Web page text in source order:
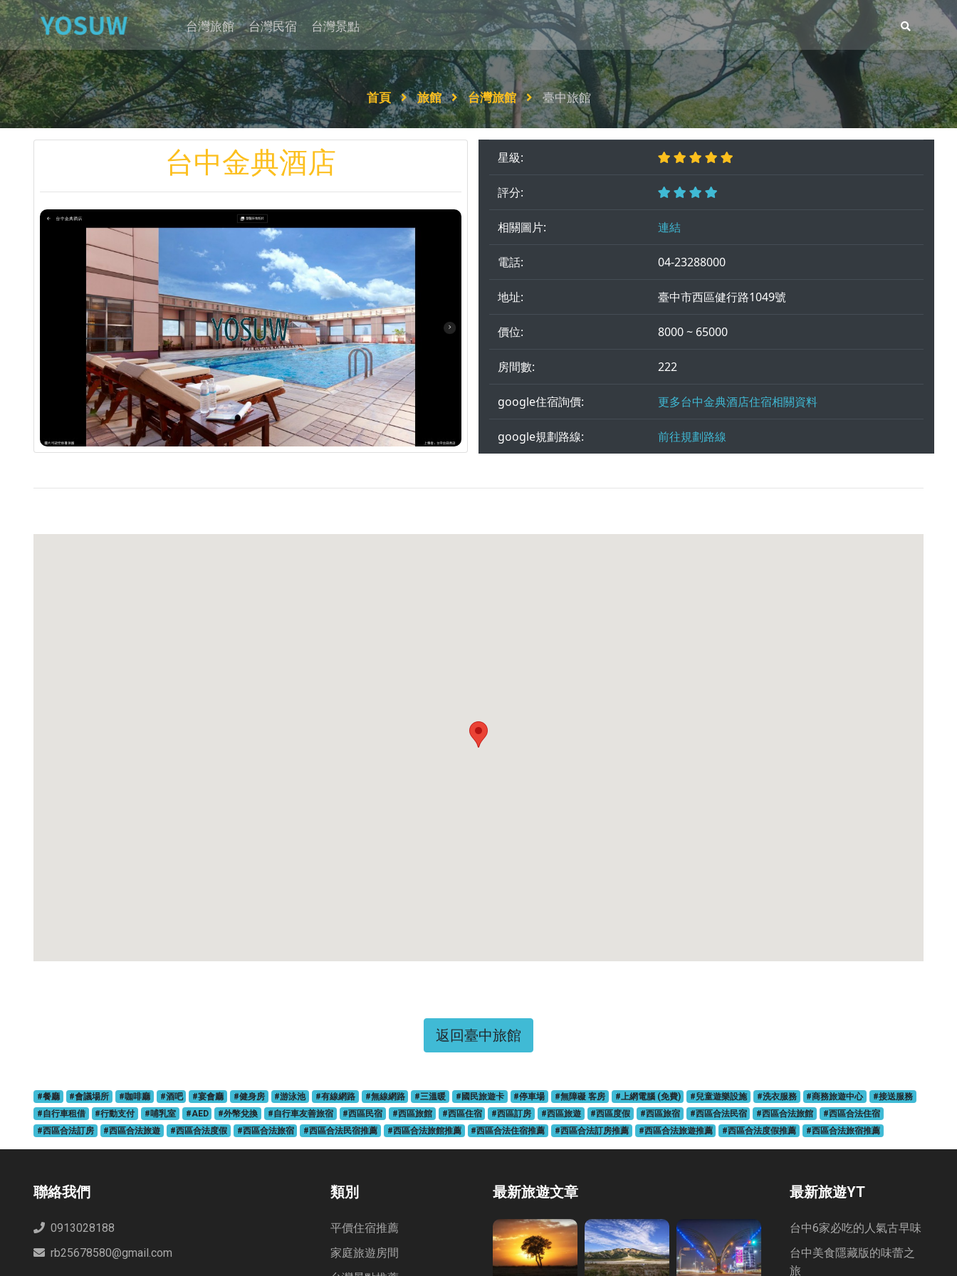
台灣旅館 台灣民宿 台灣景點
首頁 旅館 台灣旅館 臺中旅館
台中金典酒店 星級:
評分:
相關圖片: 連結
電話: 04-23288000
地址: 臺中市西區健行路1049號
價位: 8000 ~ 65000
房間數: 222
google住宿詢價: 更多台中金典酒店住宿相關資料
google規劃路線: 前往規劃路線
返回臺中旅館
#餐廳 #會議場所 #咖啡廳 #酒吧 #宴會廳 #健身房 #游泳池 #有線網路 #無線網路 #三溫暖 #國民旅遊卡 #停車場 #無障礙 客房 #上網電腦 (免費) #兒童遊樂設施 #洗衣服務 #商務旅遊中心
#接送服務
#自行車租借
#行動支付 #哺乳室 #AED #外幣兌換 #自行車友善旅宿 #西區民宿 #西區旅館 #西區住宿 #西區訂房 #西區旅遊 #西區度假 #西區旅宿 #西區合法民宿 #西區合法旅館
#西區合法住宿
#西區合法訂房
#西區合法旅遊 #西區合法度假 #西區合法旅宿 #西區合法民宿推薦 #西區合法旅館推薦 #西區合法住宿推薦 #西區合法訂房推薦 #西區合法旅遊推薦 #西區合法度假推薦 #西區合法旅宿推薦
聯絡我們
0913028188
rb25678580@gmail.com
類別
平價住宿推薦
家庭旅遊房間
最新旅遊文章 最新旅遊YT
台中6家必吃的人氣古早味
台中美食隱藏版的味蕾之
旅